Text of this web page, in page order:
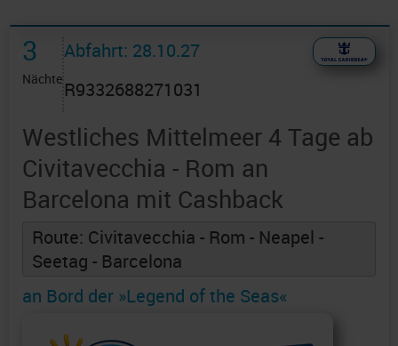
3
Nächte
Abfahrt: 28.10.27
R9332688271031
Westliches Mittelmeer 4 Tage ab
Civitavecchia - Rom an
Barcelona mit Cashback
Route: Civitavecchia - Rom - Neapel -
Seetag - Barcelona
an Bord der »Legend of the Seas«